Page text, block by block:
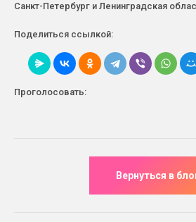
Санкт-Петербург и Ленинградская
Поделиться ссылкой:
Проголосовать: